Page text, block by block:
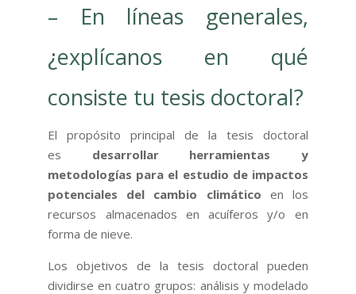
– En líneas generales,
¿explícanos en qué
consiste tu tesis doctoral?
El propósito principal de la tesis doctoral
es desarrollar herramientas y
metodologías para el estudio de impactos
potenciales del cambio climático en los
recursos almacenados en acuíferos y/o en
forma de nieve.
Los objetivos de la tesis doctoral pueden
dividirse en cuatro grupos: análisis y modelado